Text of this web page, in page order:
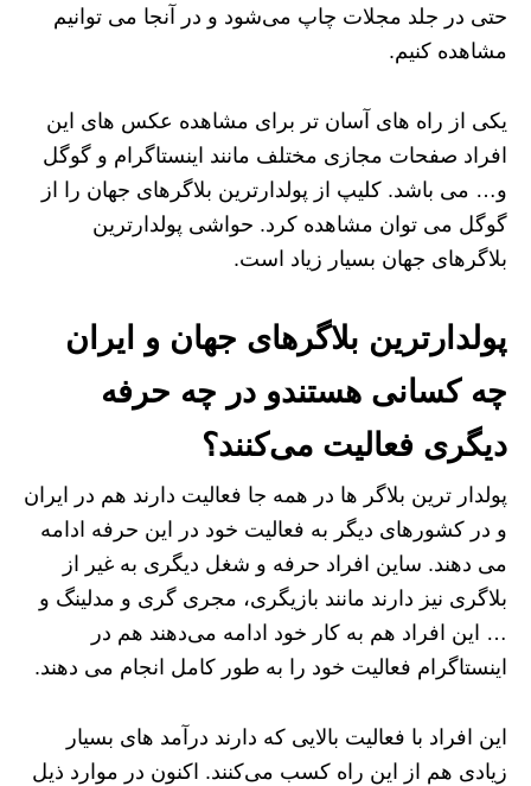
حتی در جلد مجلات چاپ می‌شود و در آنجا می توانیم
مشاهده کنیم.
یکی از راه های آسان تر برای مشاهده عکس های این
افراد صفحات مجازی مختلف مانند اینستاگرام و گوگل
و… می باشد. کلیپ از پولدارترین بلاگرهای جهان را از
گوگل می توان مشاهده کرد. حواشی پولدارترین
بلاگرهای جهان بسیار زیاد است.
پولدارترین بلاگرهای جهان و ایران
چه کسانی هستندو در چه حرفه
دیگری فعالیت می‌کنند؟
پولدار ترین بلاگر ها در همه جا فعالیت دارند هم در ایران
و در کشورهای دیگر به فعالیت خود در این حرفه ادامه
می دهند. ساین افراد حرفه و شغل دیگری به غیر از
بلاگری نیز دارند مانند بازیگری، مجری گری و مدلینگ و
… این افراد هم به کار خود ادامه می‌دهند هم در
اینستاگرام فعالیت خود را به طور کامل انجام می دهند.
این افراد با فعالیت بالایی که دارند در‌آمد های بسیار
زیادی هم از این راه کسب می‌کنند. اکنون در موارد ذیل